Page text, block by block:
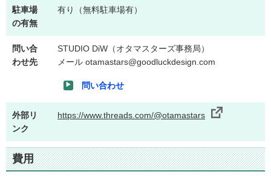
駐車場
の有無
有り（無料駐車場有）
問い合
わせ先
STUDIO DiW（オタマスターズ事務局）
メール otamastars@goodluckdesign.com
問い合わせ
外部リ
ンク
https://www.threads.com/@otamastars
費用